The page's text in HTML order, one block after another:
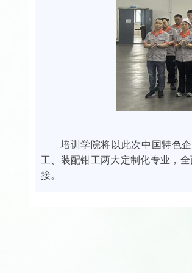
培训学院将以此次中国特色
工、装配钳工两大定制化专业，
接。